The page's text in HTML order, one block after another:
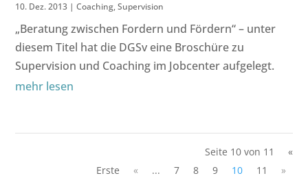
10. Dez. 2013 |Coaching,Supervision
„Beratung zwischen Fordern und Fördern“ – unter
diesem Titel hat die DGSv eine Broschüre zu
Supervision und Coaching im Jobcenter aufgelegt.
mehr lesen
Seite 10 von 11
«
Erste
« ... 7 8 9 10 11 »